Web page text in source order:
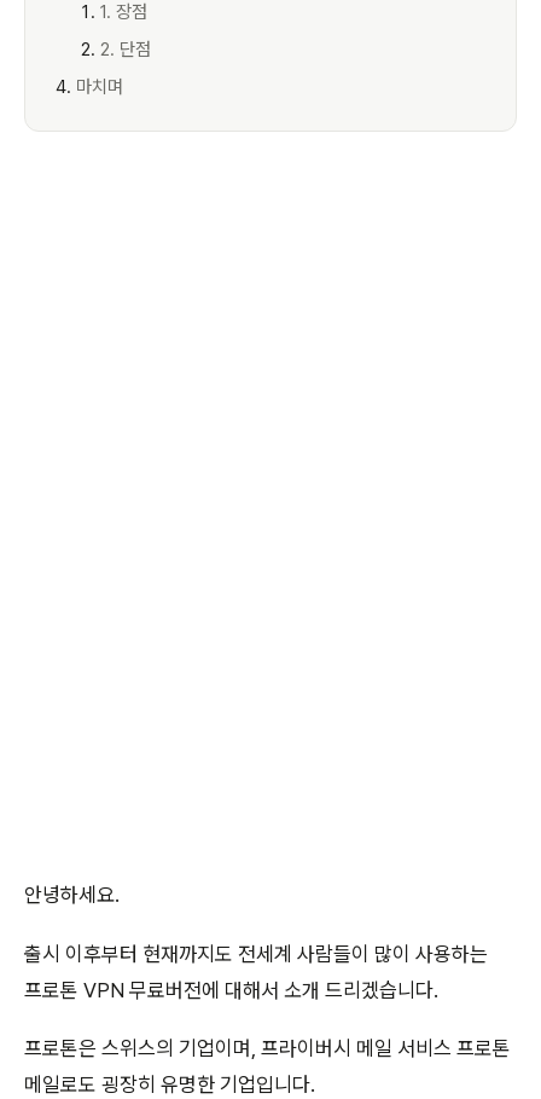
1. 장점
2. 단점
마치며
안녕하세요.
출시 이후부터 현재까지도 전세계 사람들이 많이 사용하는
프로톤 VPN 무료버전에 대해서 소개 드리겠습니다.
프로톤은 스위스의 기업이며, 프라이버시 메일 서비스 프로톤
메일로도 굉장히 유명한 기업입니다.